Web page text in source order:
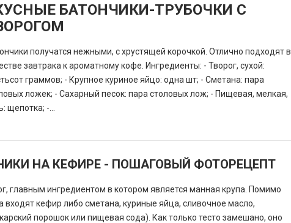
БАТОНЧИКИ-ТРУБОЧКИ С
получатся нежными, с хрустящей корочкой. Отлично подходят в
завтрака к ароматному кофе. Ингредиенты: - Творог, сухой:
граммов; - Крупное куриное яйцо: одна шт; - Сметана: пара
ложек; - Сахарный песок: пара столовых лож; - Пищевая, мелкая,
щепотка; -...
НА КЕФИРЕ - ПОШАГОВЫЙ ФОТОРЕЦЕПТ
главным ингредиентом в котором является манная крупа. Помимо
входят кефир либо сметана, куриные яйца, сливочное масло,
порошок или пищевая сода). Как только тесто замешано, оно